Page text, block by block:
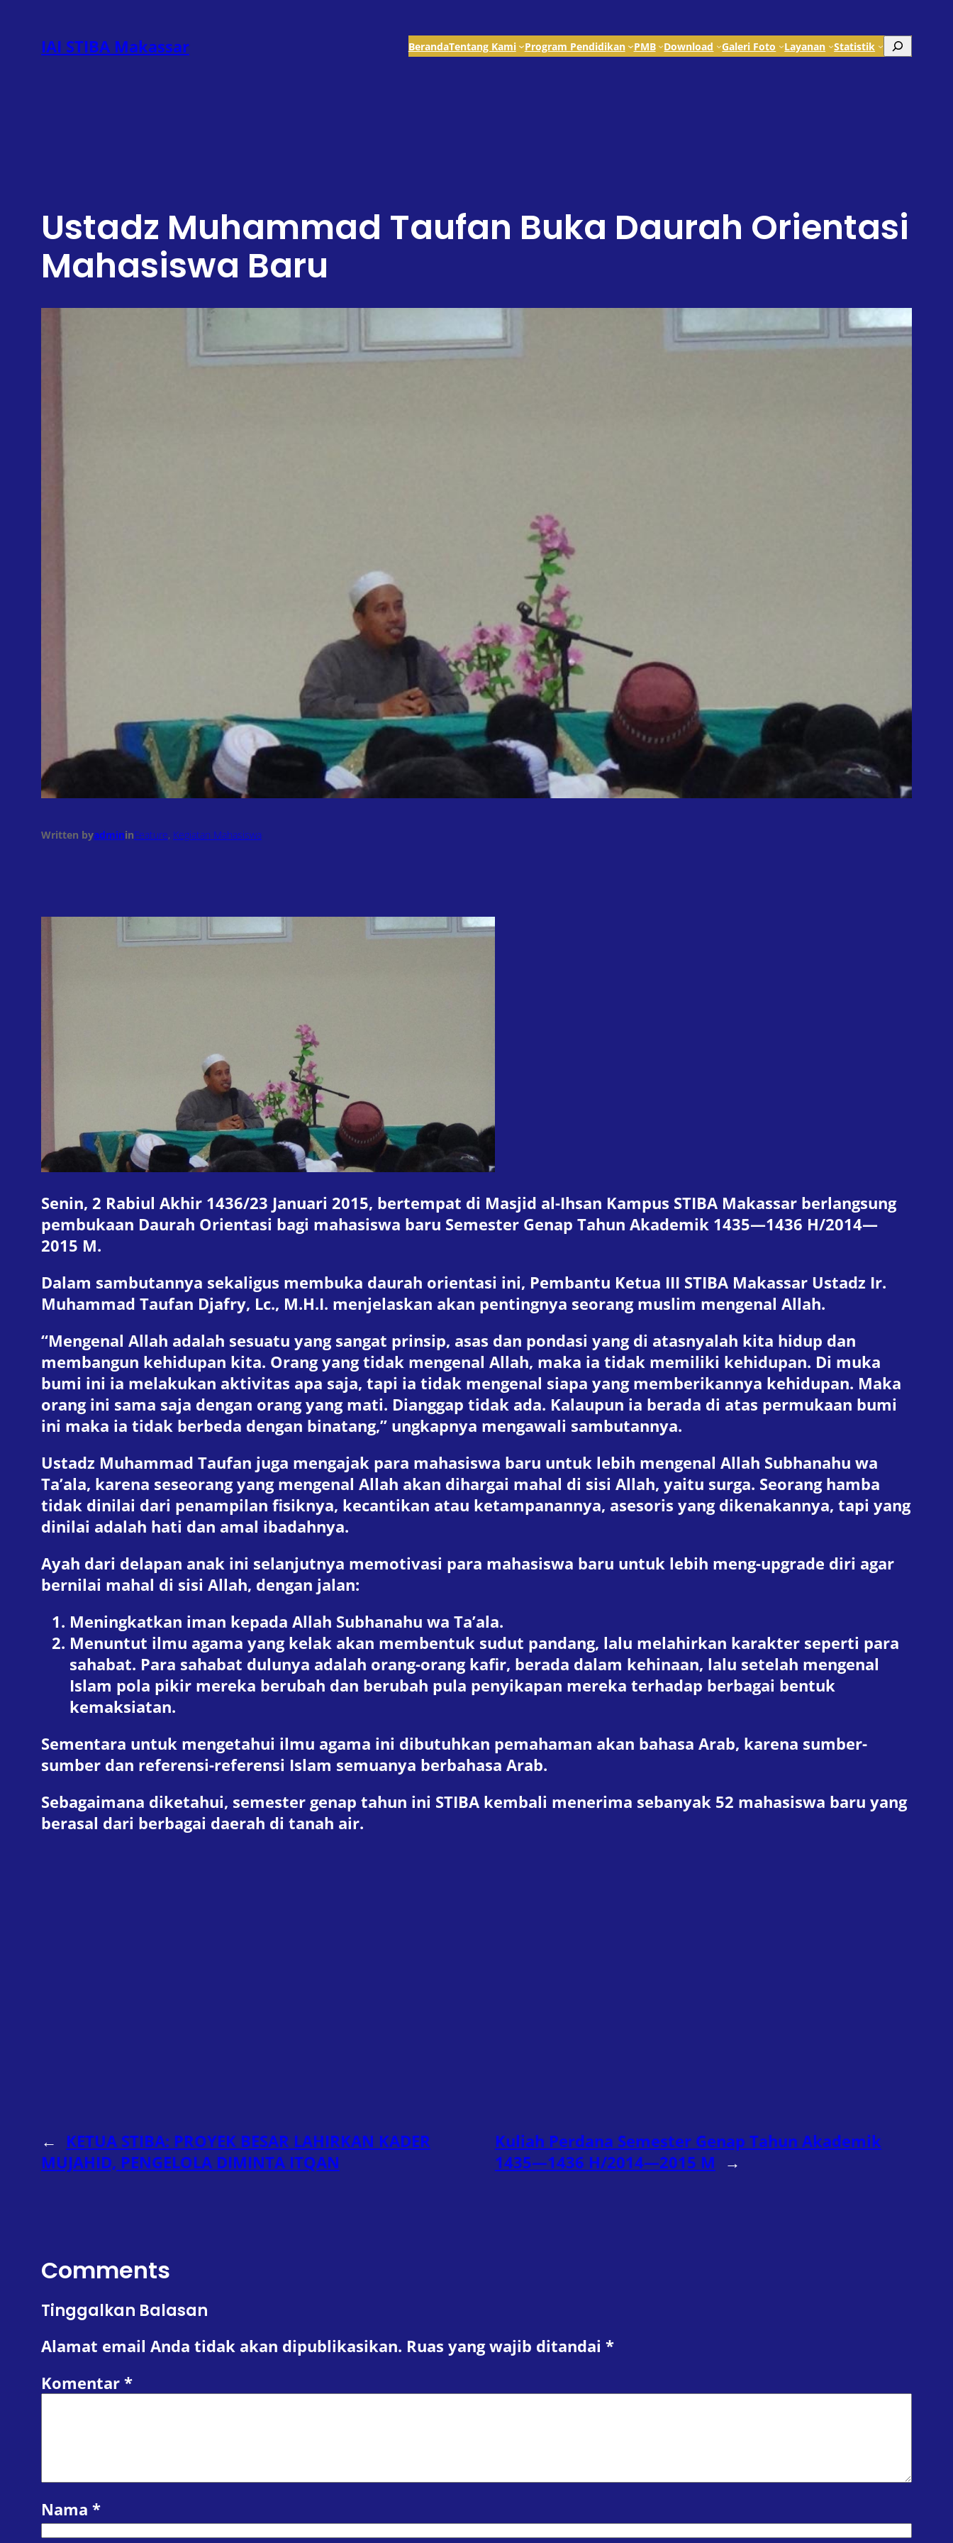
konten
IAI STIBA Makassar BerandaTentang Kami Program Pendidikan PMB Download Galeri Foto Layanan Statistik Search
Ustadz Muhammad Taufan Buka Daurah Orientasi
Mahasiswa Baru
Written byadmininFeature, Kegiatan Mahasiswa
Senin, 2 Rabiul Akhir 1436/23 Januari 2015, bertempat di Masjid al-Ihsan Kampus STIBA Makassar berlangsung
pembukaan Daurah Orientasi bagi mahasiswa baru Semester Genap Tahun Akademik 1435—1436 H/2014—
2015 M.
Dalam sambutannya sekaligus membuka daurah orientasi ini, Pembantu Ketua III STIBA Makassar Ustadz Ir.
Muhammad Taufan Djafry, Lc., M.H.I. menjelaskan akan pentingnya seorang muslim mengenal Allah.
“Mengenal Allah adalah sesuatu yang sangat prinsip, asas dan pondasi yang di atasnyalah kita hidup dan
membangun kehidupan kita. Orang yang tidak mengenal Allah, maka ia tidak memiliki kehidupan. Di muka
bumi ini ia melakukan aktivitas apa saja, tapi ia tidak mengenal siapa yang memberikannya kehidupan. Maka
orang ini sama saja dengan orang yang mati. Dianggap tidak ada. Kalaupun ia berada di atas permukaan bumi
ini maka ia tidak berbeda dengan binatang,” ungkapnya mengawali sambutannya.
Ustadz Muhammad Taufan juga mengajak para mahasiswa baru untuk lebih mengenal Allah Subhanahu wa
Ta’ala, karena seseorang yang mengenal Allah akan dihargai mahal di sisi Allah, yaitu surga. Seorang hamba
tidak dinilai dari penampilan fisiknya, kecantikan atau ketampanannya, asesoris yang dikenakannya, tapi yang
dinilai adalah hati dan amal ibadahnya.
Ayah dari delapan anak ini selanjutnya memotivasi para mahasiswa baru untuk lebih meng-upgrade diri agar
bernilai mahal di sisi Allah, dengan jalan:
Meningkatkan iman kepada Allah Subhanahu wa Ta’ala.
Menuntut ilmu agama yang kelak akan membentuk sudut pandang, lalu melahirkan karakter seperti para
sahabat. Para sahabat dulunya adalah orang-orang kafir, berada dalam kehinaan, lalu setelah mengenal
Islam pola pikir mereka berubah dan berubah pula penyikapan mereka terhadap berbagai bentuk
kemaksiatan.
Sementara untuk mengetahui ilmu agama ini dibutuhkan pemahaman akan bahasa Arab, karena sumber-
sumber dan referensi-referensi Islam semuanya berbahasa Arab.
Sebagaimana diketahui, semester genap tahun ini STIBA kembali menerima sebanyak 52 mahasiswa baru yang
berasal dari berbagai daerah di tanah air.
←
KETUA STIBA: PROYEK BESAR LAHIRKAN KADER
MUJAHID, PENGELOLA DIMINTA ITQAN
Kuliah Perdana Semester Genap Tahun Akademik
1435—1436 H/2014—2015 M
→
Comments
Tinggalkan Balasan
Alamat email Anda tidak akan dipublikasikan. Ruas yang wajib ditandai *
Komentar *
Nama *